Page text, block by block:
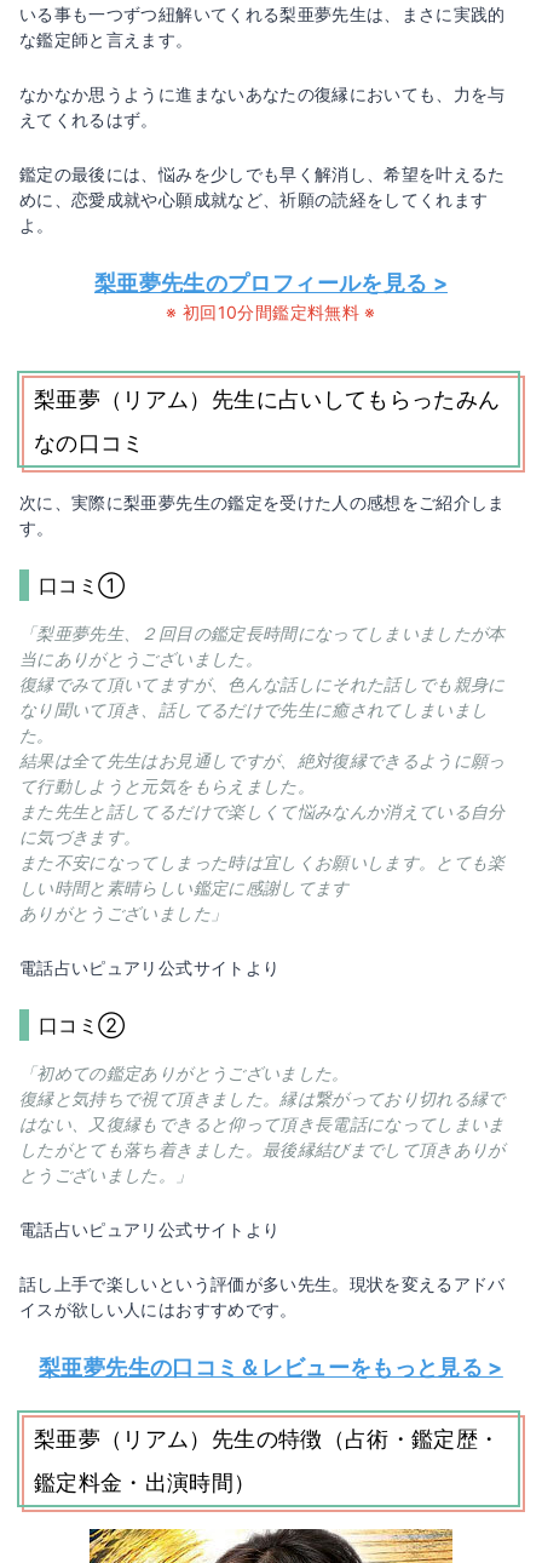
いる事も一つずつ紐解いてくれる梨亜夢先生は、まさに実践的
な鑑定師と言えます。
なかなか思うように進まないあなたの復縁においても、力を与
えてくれるはず。
鑑定の最後には、悩みを少しでも早く解消し、希望を叶えるた
めに、恋愛成就や心願成就など、祈願の読経をしてくれます
よ。
梨亜夢先生のプロフィールを見る >
※ 初回10分間鑑定料無料 ※
梨亜夢（リアム）先生に占いしてもらったみん
なの口コミ
次に、実際に梨亜夢先生の鑑定を受けた人の感想をご紹介しま
す。
口コミ①
「梨亜夢先生、２回目の鑑定長時間になってしまいましたが本
当にありがとうございました。
復縁でみて頂いてますが、色んな話しにそれた話しでも親身に
なり聞いて頂き、話してるだけで先生に癒されてしまいまし
た。
結果は全て先生はお見通しですが、絶対復縁できるように願っ
て行動しようと元気をもらえました。
また先生と話してるだけで楽しくて悩みなんか消えている自分
に気づきます。
また不安になってしまった時は宜しくお願いします。とても楽
しい時間と素晴らしい鑑定に感謝してます
ありがとうございました」
電話占いピュアリ公式サイトより
口コミ②
「初めての鑑定ありがとうございました。
復縁と気持ちで視て頂きました。縁は繋がっており切れる縁で
はない、又復縁もできると仰って頂き長電話になってしまいま
したがとても落ち着きました。最後縁結びまでして頂きありが
とうございました。」
電話占いピュアリ公式サイトより
話し上手で楽しいという評価が多い先生。現状を変えるアドバ
イスが欲しい人にはおすすめです。
梨亜夢先生の口コミ＆レビューをもっと見る >
梨亜夢（リアム）先生の特徴（占術・鑑定歴・
鑑定料金・出演時間）